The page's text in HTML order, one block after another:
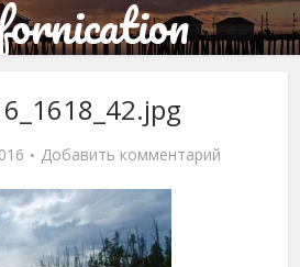
Добавить комментарий